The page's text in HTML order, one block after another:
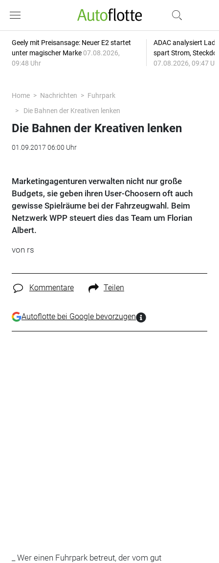
Geely mit Preisansage: Neuer E2 startet
unter magischer Marke 07.08.2026,
09:48 Uhr
ADAC analysiert
spart Strom,
07.08.2026, 09:47
Home Nachrichten
Fuhrpark
Die Bahnen der Kreativen lenken
Die Bahnen der Kreativen lenken
01.09.2017 06:00 Uhr
Marketingagenturen verwalten nicht nur große
Budgets, sie geben ihren User-Choosern oft auch
gewisse Spielräume bei der Fahrzeugwahl. Beim
Netzwerk WPP steuert dies das Team um Florian
Albert.
von rs
Kommentare Teilen
Autoflotte bei Google bevorzugen
_ Wer einen Fuhrpark betreut, der vom gut